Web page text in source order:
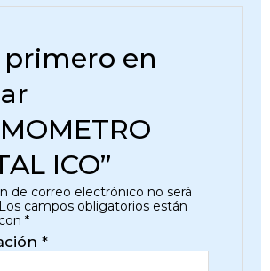
primero en
ICO”
de correo electrónico no será
Los campos obligatorios están
*
*